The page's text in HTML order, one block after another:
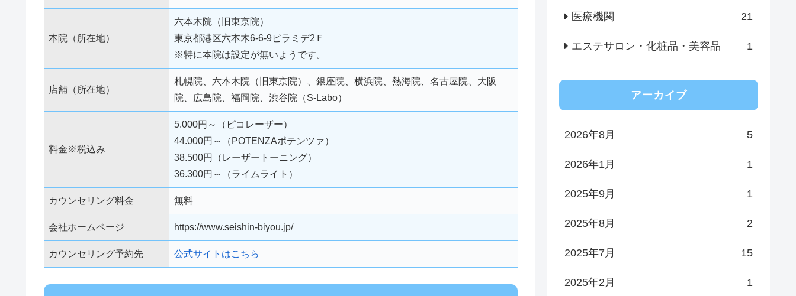
本院（所在地）
六本木院（旧東京院）
東京都港区六本木6-6-9ピラミデ2Ｆ
※特に本院は設定が無いようです。
店舗（所在地）
札幌院、六本木院（旧東京院）、銀座院、横浜院、熱海院、名古屋院、大阪
院、広島院、福岡院、渋谷院（S-Labo）
料金※税込み
5.000円～（ピコレーザー）
44.000円～（POTENZAポテンツァ）
38.500円（レーザートーニング）
36.300円～（ライムライト）
カウンセリング料金 無料
会社ホームページ https://www.seishin-biyou.jp/
カウンセリング予約先 公式サイトはこちら
医療機関 21
エステサロン・化粧品・美容品 1
アーカイブ
2026年8月 5
2026年1月 1
2025年9月 1
2025年8月 2
2025年7月 15
2025年2月 1